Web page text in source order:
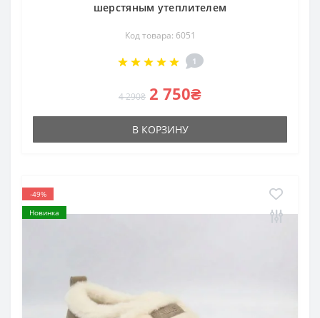
шерстяным утеплителем
Код товара: 6051
1
4 290₴ 2 750₴
В КОРЗИНУ
-49%
Новинка